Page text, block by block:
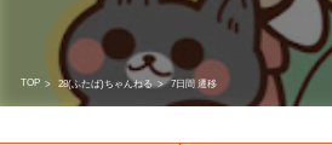
TOP > 28(ふたば)ちゃんねる > 7日間 遷移